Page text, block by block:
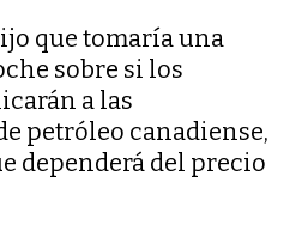
que tomaría una
sobre si los
a las
petróleo canadiense,
dependerá del precio